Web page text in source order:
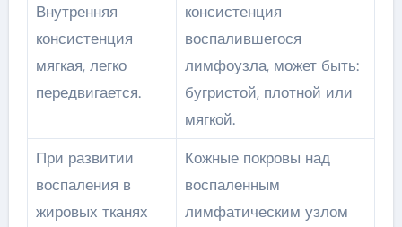
Внутренняя
консистенция
мягкая, легко
передвигается.
консистенция
воспалившегося
лимфоузла, может быть:
бугристой, плотной или
мягкой.
При развитии
воспаления в
жировых тканях
Кожные покровы над
воспаленным
лимфатическим узлом